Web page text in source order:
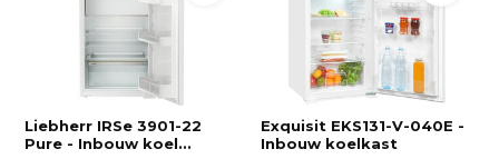
Liebherr IRSe 3901-22
Pure - Inbouw koel...
Exquisit EKS131-V-040E -
Inbouw koelkast